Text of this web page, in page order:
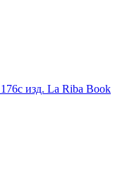
изд. La Riba Book